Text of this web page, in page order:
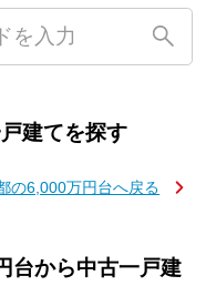
建てを探す
の6,000万円台へ戻る
台から中古一戸建